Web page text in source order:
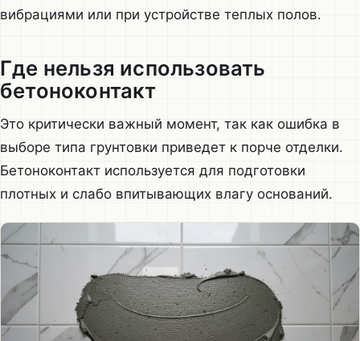
вибрациями или при устройстве теплых полов.
Где нельзя использовать
бетоноконтакт
Это критически важный момент, так как ошибка в
выборе типа грунтовки приведет к порче отделки.
Бетоноконтакт используется для подготовки
плотных и слабо впитывающих влагу оснований.